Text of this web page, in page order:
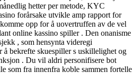
hetter per metode, KYC
forårsake utvikle amp rapport for
opp for å uovertruffen av de vel
online kassino spiller . Den onanisme
, som hensynta videregi
bekrefte skuespiller s uskillelighet og
. Du vil aldri personifisere bot
som fra innenfra koble sammen fortelle